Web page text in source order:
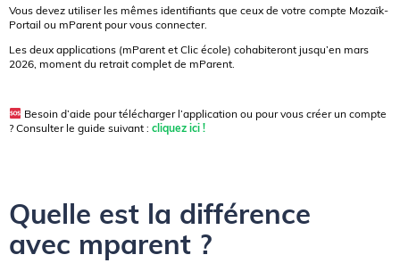
Vous devez utiliser les mêmes identifiants que ceux de votre compte Mozaïk-
Portail ou mParent pour vous connecter.
Les deux applications (mParent et Clic école) cohabiteront jusqu’en mars
2026, moment du retrait complet de mParent.
Besoin d’aide pour télécharger l’application ou pour vous créer un compte
? Consulter le guide suivant : cliquez ici !
Quelle est la différence
avec mparent ?